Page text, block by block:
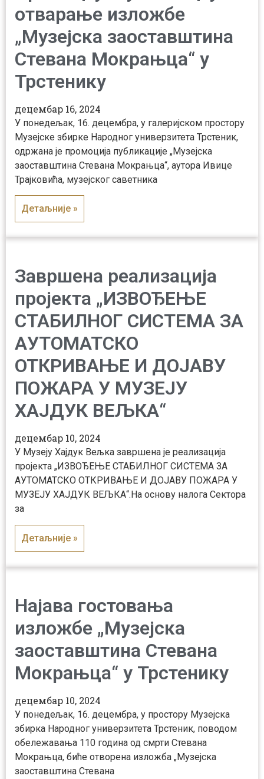
отварање изложбе
„Музејска заоставштина
Стевана Мокрањца“ у
Трстенику
децембар 16, 2024
У понедељак, 16. децембра, у галеријском простору
Музејске збирке Народног универзитета Трстеник,
одржана је промоција публикације „Музејска
заоставштина Стевана Мокрањца“, аутора Ивице
Трајковића, музејског саветника
Детаљније »
Завршена реализација
пројекта „ИЗВОЂЕЊЕ
СТАБИЛНОГ СИСТЕМА ЗА
АУТОМАТСКО
ОТКРИВАЊЕ И ДОЈАВУ
ПОЖАРА У МУЗЕЈУ
ХАЈДУК ВЕЉКА“
децембар 10, 2024
У Музеју Хајдук Вељка завршена је реализација
пројекта „ИЗВОЂЕЊЕ СТАБИЛНОГ СИСТЕМА ЗА
АУТОМАТСКО ОТКРИВАЊЕ И ДОЈАВУ ПОЖАРА У
МУЗЕЈУ ХАЈДУК ВЕЉКА“.На основу налога Сектора
за
Детаљније »
Најава гостовања
изложбе „Музејска
заоставштина Стевана
Мокрањца“ у Трстенику
децембар 10, 2024
У понедељак, 16. децембра, у простору Музејска
збирка Народног универзитета Трстеник, поводом
обележавања 110 година од смрти Стевана
Мокрањца, биће отворена изложба „Музејска
заоставштина Стевана